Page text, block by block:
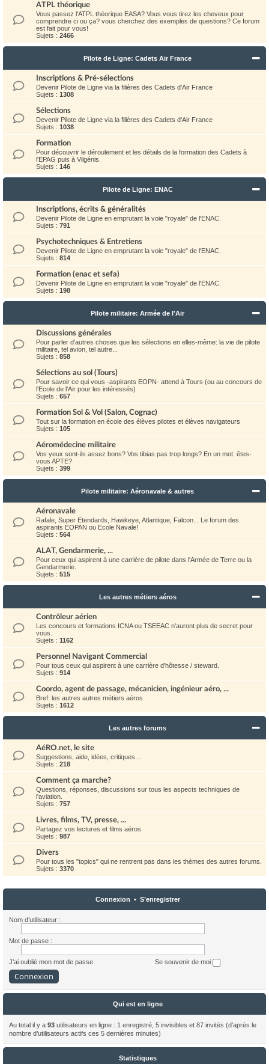
ATPL théorique
Vous passez l'ATPL théorique EASA? Vous vous tirez les cheveux pour
comprendre ci ou ça? vous cherchez des exemples de questions? Ce forum
est fait pour vous!
Sujets : 2466
Pilote de Ligne: Cadets Air France
Inscriptions & Pré-sélections
Devenir Pilote de Ligne via la filières des Cadets d'Air France
Sujets : 1308
Sélections
Devenir Pilote de Ligne via la filières des Cadets d'Air France
Sujets : 1038
Formation
Pour découvrir le déroulement et les détails de la formation des Cadets à
l'EPAG puis à Vilgénis.
Sujets : 146
Pilote de Ligne: ENAC
Inscriptions, écrits & généralités
Devenir Pilote de Ligne en emprutant la voie "royale" de l'ENAC.
Sujets : 791
Psychotechniques & Entretiens
Devenir Pilote de Ligne en emprutant la voie "royale" de l'ENAC.
Sujets : 814
Formation (enac et sefa)
Devenir Pilote de Ligne en emprutant la voie "royale" de l'ENAC.
Sujets : 198
Pilote militaire: Armée de l'Air
Discussions générales
Pour parler d'autres choses que les sélections en elles-même: la vie de pilote
militaire, tel avion, tel autre...
Sujets : 858
Sélections au sol (Tours)
Pour savoir ce qui vous -aspirants EOPN- attend à Tours (ou au concours de
l'Ecole de l'Air pour les intéressés)
Sujets : 657
Formation Sol & Vol (Salon, Cognac)
Tout sur la formation en école des élèves pilotes et élèves navigateurs
Sujets : 105
Aéromédecine militaire
Vos yeux sont-ils assez bons? Vos tibias pas trop longs? En un mot: êtes-
vous APTE?
Sujets : 399
Pilote militaire: Aéronavale & autres
Aéronavale
Rafale, Super Etendards, Hawkeye, Atlantique, Falcon... Le forum des
aspirants EOPAN ou Ecole Navale!
Sujets : 564
ALAT, Gendarmerie, ...
Pour ceux qui aspirent à une carrière de pilote dans l'Armée de Terre ou la
Gendarmerie.
Sujets : 515
Les autres métiers aéros
Contrôleur aérien
Les concours et formations ICNA ou TSEEAC n'auront plus de secret pour
vous.
Sujets : 1162
Personnel Navigant Commercial
Pour tous ceux qui aspirent à une carrière d'hôtesse / steward.
Sujets : 914
Coordo, agent de passage, mécanicien, ingénieur aéro, ...
Bref: les autres autres métiers aéros
Sujets : 1612
Les autres forums
AéRO.net, le site
Suggestions, aide, idées, critiques...
Sujets : 218
Comment ça marche?
Questions, réponses, discussions sur tous les aspects techniques de
l'aviation.
Sujets : 757
Livres, films, TV, presse, ...
Partagez vos lectures et films aéros
Sujets : 987
Divers
Pour tous les "topics" qui ne rentrent pas dans les thèmes des autres forums.
Sujets : 3370
Connexion • S’enregistrer
Nom d’utilisateur :
Mot de passe :
J’ai oublié mon mot de passe Se souvenir de moi
Qui est en ligne
Au total il y a 93 utilisateurs en ligne : 1 enregistré, 5 invisibles et 87 invités (d’après le
nombre d’utilisateurs actifs ces 5 dernières minutes)
Statistiques